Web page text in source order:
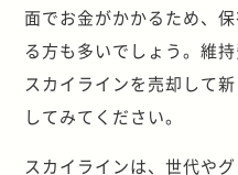
面でお金がかかるため、
る方も多いでしょう。維
スカイラインを売却して
してみてください。
スカイラインは、世代や